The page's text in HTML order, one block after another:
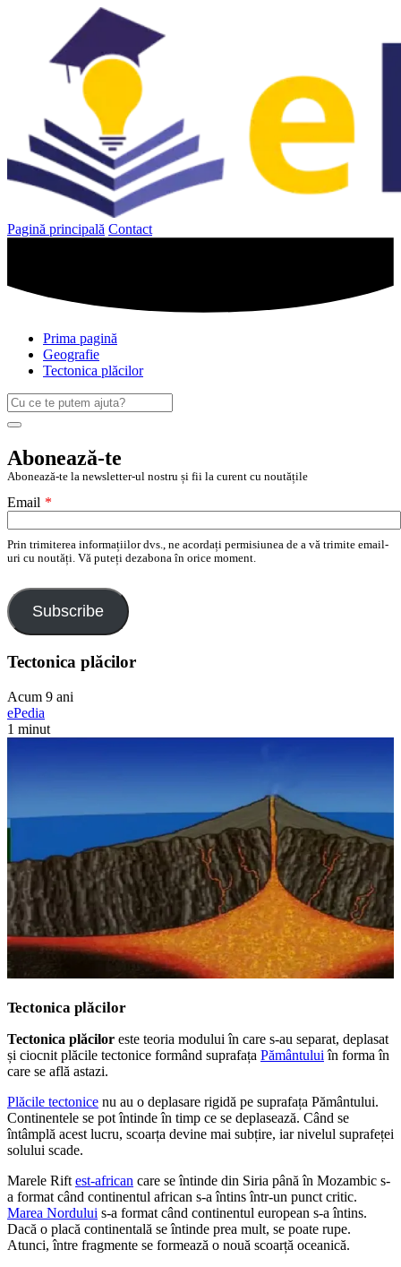
Pagină principală Contact
Prima pagină
Geografie
Tectonica plăcilor
Caută
după:
Search
Abonează-te
Abonează-te la newsletter-ul nostru și fii la curent cu noutățile
Email *
Prin trimiterea informațiilor dvs., ne acordați permisiunea de a vă trimite email-
uri cu noutăți. Vă puteți dezabona în orice moment.
Subscribe
Tectonica plăcilor
Acum 9 ani
ePedia
1 minut
Tectonica plăcilor
Tectonica plăcilor este teoria modului în care s-au separat, deplasat
și ciocnit plăcile tectonice formând suprafața Pământului în forma în
care se află astazi.
Plăcile tectonice nu au o deplasare rigidă pe suprafața Pământului.
Continentele se pot întinde în timp ce se deplasează. Când se
întâmplă acest lucru, scoarța devine mai subțire, iar nivelul suprafeței
solului scade.
Marele Rift est-african care se întinde din Siria până în Mozambic s-
a format când continentul african s-a întins într-un punct critic.
Marea Nordului s-a format când continentul european s-a întins.
Dacă o placă continentală se întinde prea mult, se poate rupe.
Atunci, între fragmente se formează o nouă scoarță oceanică.